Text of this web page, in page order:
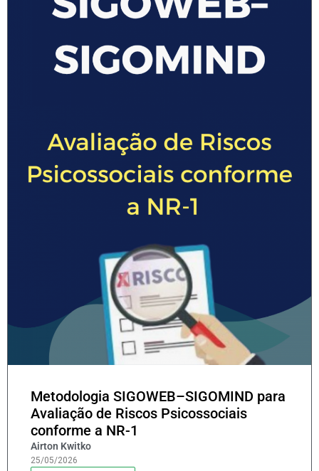
Metodologia SIGOWEB–SIGOMIND para
Avaliação de Riscos Psicossociais
conforme a NR-1
Airton Kwitko
25/05/2026